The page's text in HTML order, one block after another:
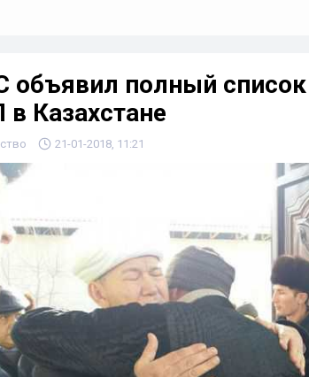
объявил полный
Казахстане
21-01-2018, 11:21